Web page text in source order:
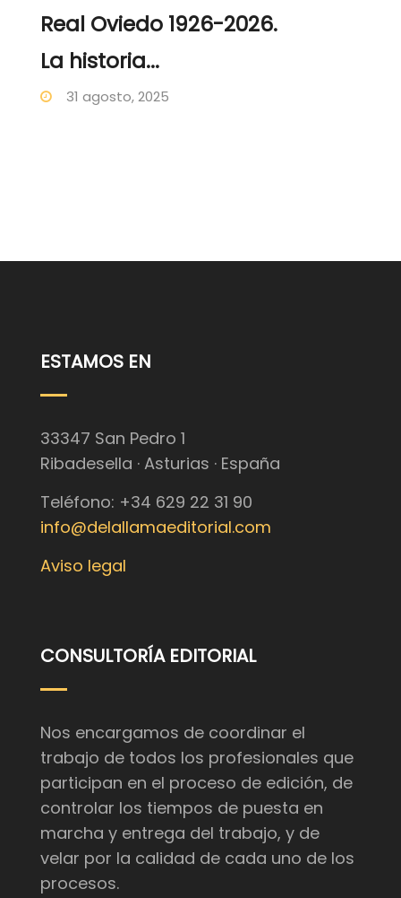
Real Oviedo 1926-2026.
La historia...
31 agosto, 2025
ESTAMOS EN
33347 San Pedro 1
Ribadesella · Asturias · España
Teléfono: +34 629 22 31 90
info@delallamaeditorial.com
Aviso legal
CONSULTORÍA EDITORIAL
Nos encargamos de coordinar el
trabajo de todos los profesionales que
participan en el proceso de edición, de
controlar los tiempos de puesta en
marcha y entrega del trabajo, y de
velar por la calidad de cada uno de los
procesos.